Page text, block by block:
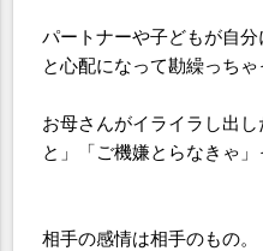
パートナーや子どもが自
と心配になって勘繰っちゃ
お母さんがイライラし出
と」「ご機嫌とらなきゃ」
相手の感情は相手のもの。